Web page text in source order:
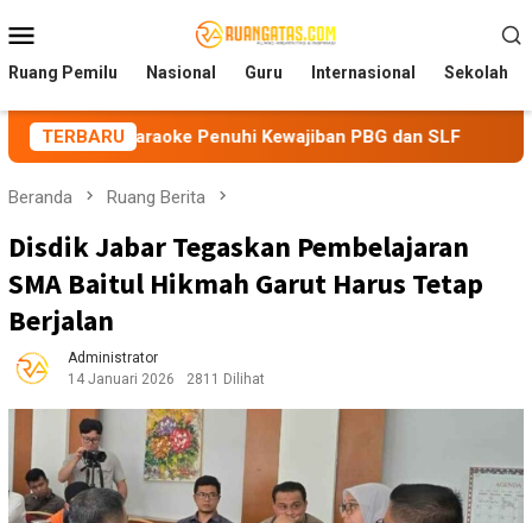
ke
kontenMobile
Ruang Pemilu Nasional Guru Internasional Sekolah
TERBARU
Penuhi Kewajiban PBG dan SLF BEM
Beranda Ruang Berita
Disdik Jabar Tegaskan Pembelajaran
SMA Baitul Hikmah Garut Harus Tetap
Berjalan
Administrator
14 Januari 2026
2811 Dilihat